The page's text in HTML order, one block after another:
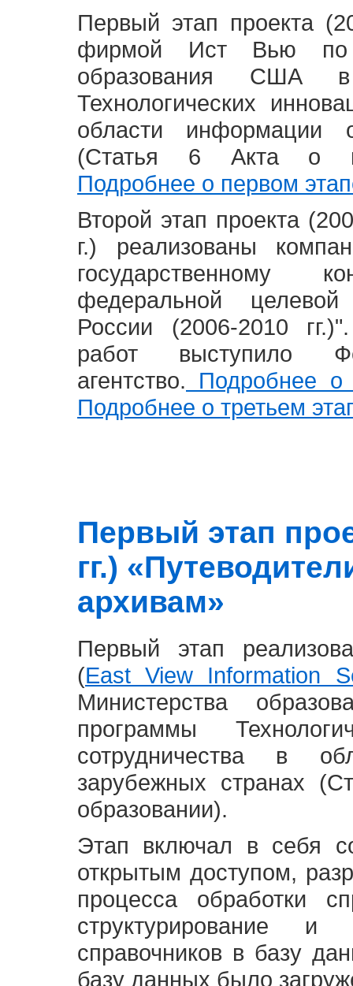
Первый этап проекта
фирмой Ист Вью по
образования США
Технологических
области информации
(Статья 6 Акта о
Подробнее о первом
Второй этап проекта
г.) реализованы
государственному
федеральной
России (2006-2010
работ выступило
агентство. Подробнее о
Подробнее о третьем
Первый этап
гг.)
архивам»
Первый этап
(East View Information
Министерства
программы
сотрудничества в
зарубежных странах
образовании).
Этап включал в себя
открытым доступом,
процесса обработки
структурирование и
справочников в базу
базу данных было